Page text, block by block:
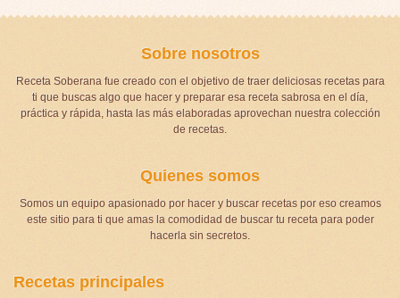
Sobre nosotros
Receta Soberana fue creado con el objetivo de traer deliciosas recetas para
ti que buscas algo que hacer y preparar esa receta sabrosa en el día,
práctica y rápida, hasta las más elaboradas aprovechan nuestra colección
de recetas.
Quienes somos
Somos un equipo apasionado por hacer y buscar recetas por eso creamos
este sitio para ti que amas la comodidad de buscar tu receta para poder
hacerla sin secretos.
Recetas principales